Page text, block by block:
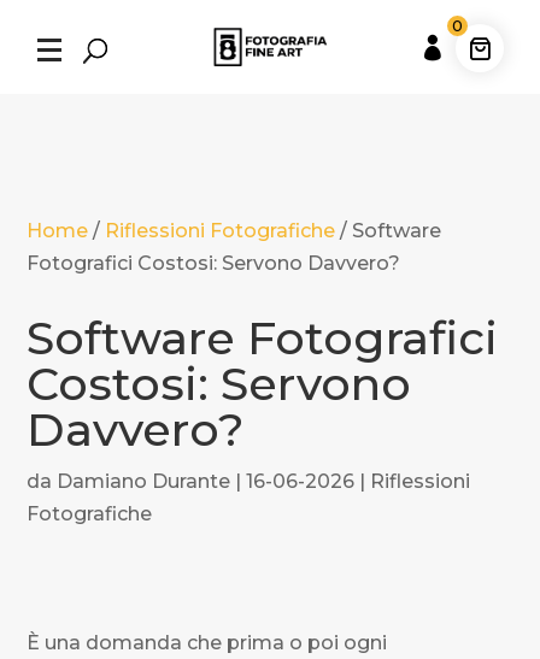

Home / Riflessioni Fotografiche / Software
Fotografici Costosi: Servono Davvero?
Software Fotografici
Costosi: Servono
Davvero?
da Damiano Durante |16-06-2026 | Riflessioni
Fotografiche
È una domanda che prima o poi ogni
0